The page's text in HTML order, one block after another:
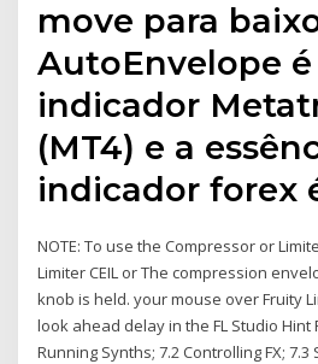
move para
AutoEnvelope
indicador
(MT4) e a
indicador forex
NOTE: To use the Compressor or
Limiter CEIL or The compression
knob is held. your mouse over Fruity
look ahead delay in the FL Studio Hint
Running Synths; 7.2 Controlling FX;